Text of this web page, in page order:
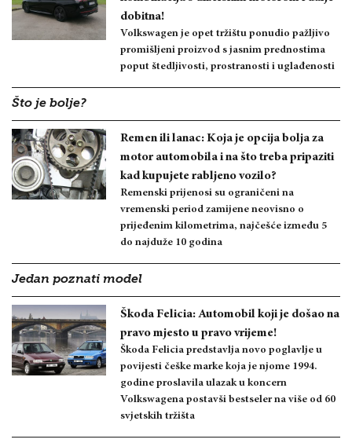
dobitna!
Volkswagen je opet tržištu ponudio pažljivo
promišljeni proizvod s jasnim prednostima
poput štedljivosti, prostranosti i uglađenosti
Što je bolje?
Remen ili lanac: Koja je opcija bolja za
motor automobila i na što treba pripaziti
kad kupujete rabljeno vozilo?
Remenski prijenosi su ograničeni na
vremenski period zamijene neovisno o
prijeđenim kilometrima, najčešće između 5
do najduže 10 godina
Jedan poznati model
Škoda Felicia: Automobil koji je došao na
pravo mjesto u pravo vrijeme!
Škoda Felicia predstavlja novo poglavlje u
povijesti češke marke koja je njome 1994.
godine proslavila ulazak u koncern
Volkswagena postavši bestseler na više od 60
svjetskih tržišta